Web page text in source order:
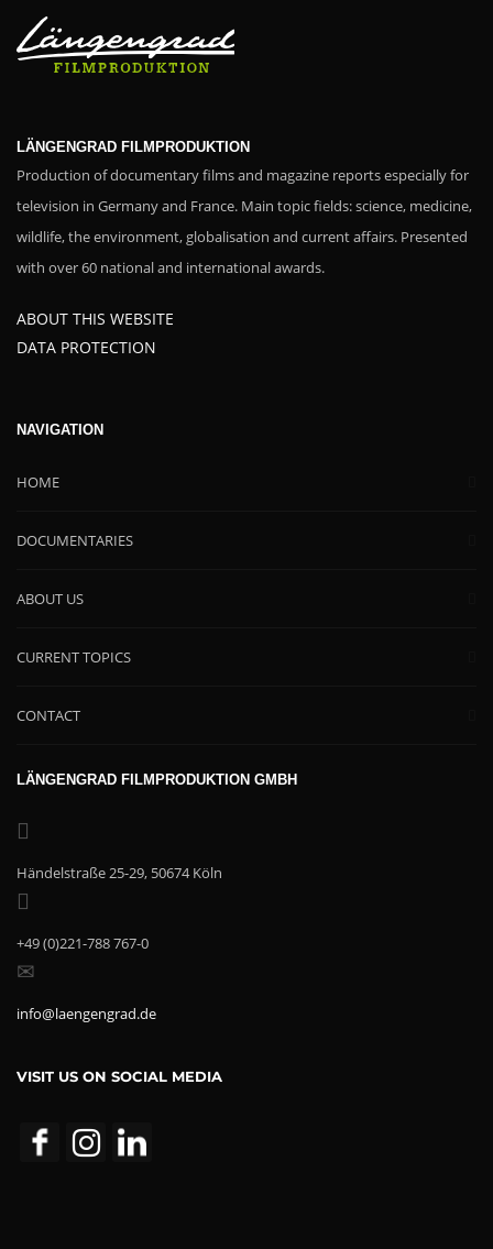
LÄNGENGRAD FILMPRODUKTION
Production of documentary films and magazine reports especially for
television in Germany and France. Main topic fields: science, medicine,
wildlife, the environment, globalisation and current affairs. Presented
with over 60 national and international awards.
ABOUT THIS WEBSITE
DATA PROTECTION
NAVIGATION
HOME
DOCUMENTARIES
ABOUT US
CURRENT TOPICS
CONTACT
LÄNGENGRAD FILMPRODUKTION GMBH
Händelstraße 25-29, 50674 Köln
+49 (0)221-788 767-0
info@laengengrad.de
VISIT US ON SOCIAL MEDIA